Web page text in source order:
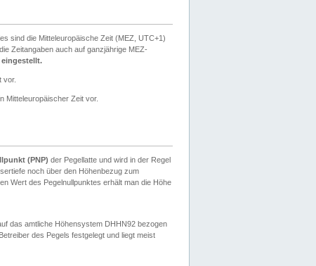
sind die Mitteleuropäische Zeit (MEZ, UTC+1)
Zeitangaben auch auf ganzjährige MEZ-
eingestellt.
vor.
Mitteleuropäischer Zeit vor.
(PNP) der Pegellatte und wird in der Regel
noch über den Höhenbezug zum
Wert des Pegelnullpunktes erhält man die Höhe
das amtliche Höhensystem DHHN92 bezogen
des Pegels festgelegt und liegt meist